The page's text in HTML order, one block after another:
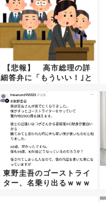
【悲報】 高市総理の詳
細答弁に「もういい！｣と
東野圭吾のゴーストライ
ター、名乗り出るｗｗｗ